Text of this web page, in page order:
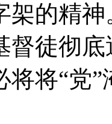
架的精
督徒彻
将将“党”